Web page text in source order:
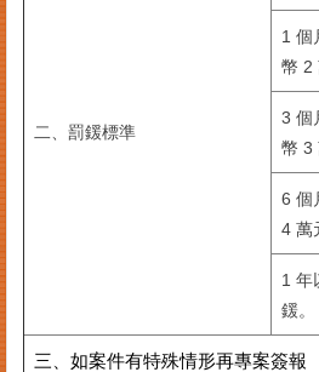
二、罰鍰標準
1 個
幣 2
3 個
幣 3
6 個
4 萬
1 年
鍰。
三、如案件有特殊情形再專案簽報